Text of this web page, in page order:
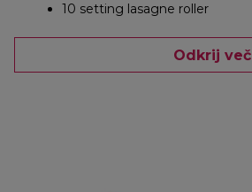
10 setting lasagne roller
Odkrij več